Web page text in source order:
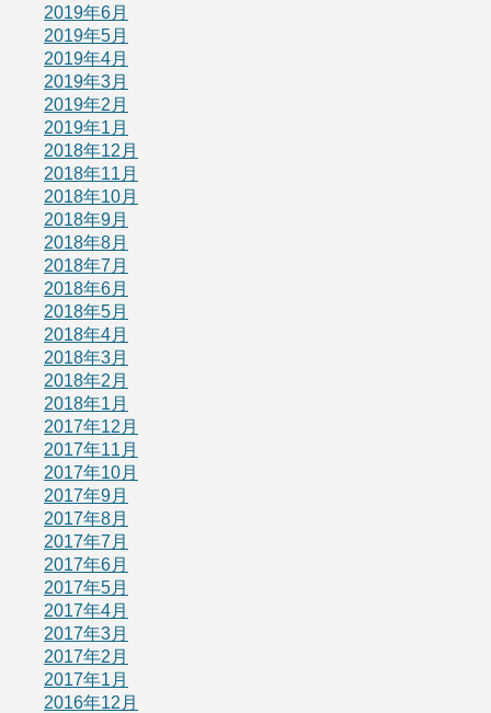
2019年6月
2019年5月
2019年4月
2019年3月
2019年2月
2019年1月
2018年12月
2018年11月
2018年10月
2018年9月
2018年8月
2018年7月
2018年6月
2018年5月
2018年4月
2018年3月
2018年2月
2018年1月
2017年12月
2017年11月
2017年10月
2017年9月
2017年8月
2017年7月
2017年6月
2017年5月
2017年4月
2017年3月
2017年2月
2017年1月
2016年12月